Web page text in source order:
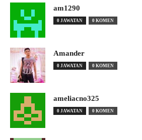
am1290
0 JAWATAN 0 KOMEN
Amander
0 JAWATAN 0 KOMEN
ameliacno325
0 JAWATAN 0 KOMEN